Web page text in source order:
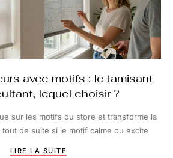
avec motifs : le tamisant
lequel choisir ?
sur les motifs du store et transforme la
de suite si le motif calme ou excite
LIRE LA SUITE